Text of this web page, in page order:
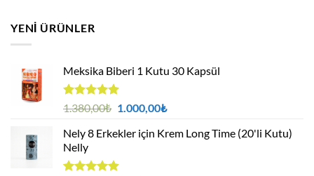
YENI ÜRÜNLER
Meksika Biberi 1 Kutu 30 Kapsül
5 üzerinden
oy
aldı
1.380,00₺ Orijinal
1.380,00₺.
1.000,00₺Şu
fiyat:
Nely 8 Erkekler için Krem Long Time (20'li Kutu)
Nelly